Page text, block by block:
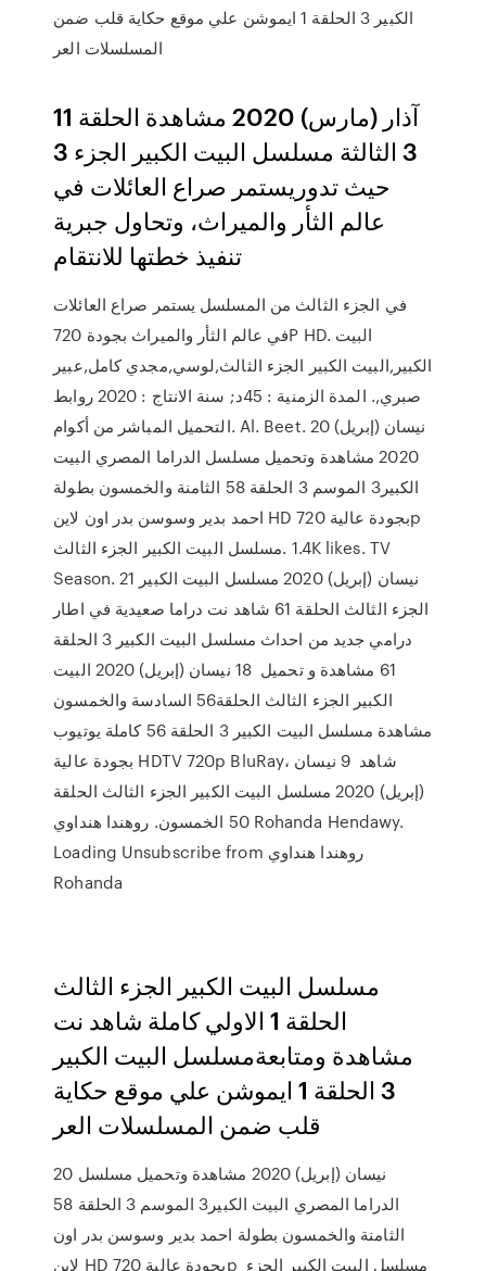
الكبير 3 الحلقة 1 ايموشن علي موقع حكاية قلب ضمن
المسلسلات العر
11 آذار (مارس) 2020 مشاهدة الحلقة
3 الثالثة مسلسل البيت الكبير الجزء 3
حيث تدوريستمر صراع العائلات في
عالم الثأر والميراث، وتحاول جبرية
في الجزء الثالث من المسلسل يستمر صراع العائلات
في عالم الثأر والميراث بجودة 720P HD. البيت
الكبير,البيت الكبير الجزء الثالث,لوسي,مجدي كامل,عبير
صبري,. المدة الزمنية : 45د; سنة الانتاج : 2020 روابط
التحميل المباشر من أكوام. Al. Beet. 20 نيسان (إبريل)
2020 مشاهدة وتحميل مسلسل الدراما المصري البيت
الكبير3 الموسم 3 الحلقة 58 الثامنة والخمسون بطولة
احمد بدير وسوسن بدر اون لاين HD بجودة عالية 720p
مسلسل البيت الكبير الجزء الثالث‎. 1.4K likes. TV
Season. 21 نيسان (إبريل) 2020 مسلسل البيت الكبير
الجزء الثالث الحلقة 61 شاهد نت دراما صعيدية في اطار
درامي جديد من احداث مسلسل البيت الكبير 3 الحلقة
61 مشاهدة و تحميل 18 نيسان (إبريل) 2020 البيت
الكبير الجزء الثالث الحلقة56 السادسة والخمسون
مشاهدة مسلسل البيت الكبير 3 الحلقة 56 كاملة يوتيوب
بجودة عالية HDTV 720p BluRay، شاهد 9 نيسان
(إبريل) 2020 مسلسل البيت الكبير الجزء الثالث الحلقة
50 الخمسون. روهندا هنداوي Rohanda Hendawy.
Loading Unsubscribe from روهندا هنداوي
Rohanda
مسلسل البيت الكبير الجزء الثالث
الحلقة 1 الاولي كاملة شاهد نت
مشاهدة ومتابعةمسلسل البيت الكبير
3 الحلقة 1 ايموشن علي موقع حكاية
قلب ضمن المسلسلات العر
20 نيسان (إبريل) 2020 مشاهدة وتحميل مسلسل
الدراما المصري البيت الكبير3 الموسم 3 الحلقة 58
الثامنة والخمسون بطولة احمد بدير وسوسن بدر اون
لاين HD بجودة عالية 720p مسلسل البيت الكبير الجزء